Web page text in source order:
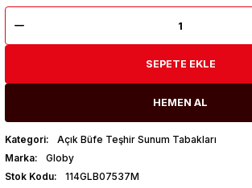
SEPETE EKLE
HEMEN AL
Kategori
Açık Büfe Teşhir Sunum Tabakları
Marka
Globy
Stok Kodu
114GLB07537M